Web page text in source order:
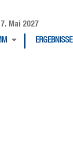
Mai 2027
ERGEBNISSE